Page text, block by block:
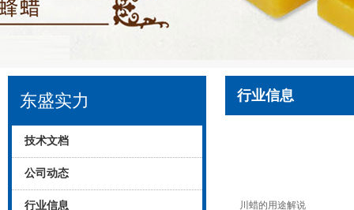
东盛实力
技术文档
公司动态
行业信息
行业信息
川蜡的用途解说